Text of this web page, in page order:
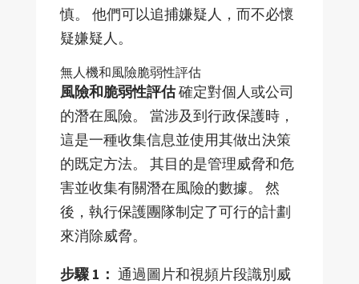
慎。 他們可以追捕嫌疑人，而不必懷
疑嫌疑人。
無人機和風險脆弱性評估
風險和脆弱性評估確定對個人或公司
的潛在風險。 當涉及到行政保護時，
這是一種收集信息並使用其做出決策
的既定方法。 其目的是管理威脅和危
害並收集有關潛在風險的數據。 然
後，執行保護團隊制定了可行的計劃
來消除威脅。
步驟 1： 通過圖片和視頻片段識別威